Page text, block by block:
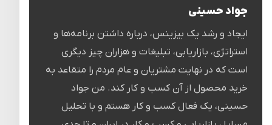
جواد حسینی
ایجاد و رشد یک بیزینس، درباره داشتن برنامه‌ها و
استراتژی، بازاریابی، تبلیغات و هزاران چیز دیگری
است که در نهایت مشتریان و عام مردم را متقاعد به
خرید محصول از آن کسب و کار کند. من جواد
حسینی، یک فعال کسب و کار هستم و با تحلیل